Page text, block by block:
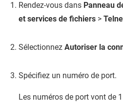
Rendez-vous dans Panneau
et services de fichiers >
Sélectionnez Autoriser la
Spécifiez un numéro de port.
Les numéros de port vont de